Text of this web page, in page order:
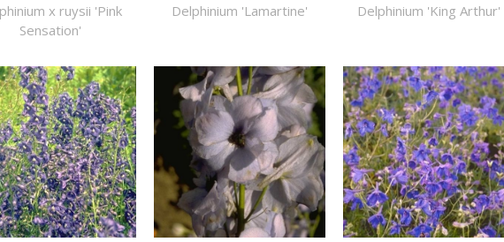
x ruysii 'Pink
Sensation'
Delphinium 'Lamartine' Delphinium 'King Arthur'